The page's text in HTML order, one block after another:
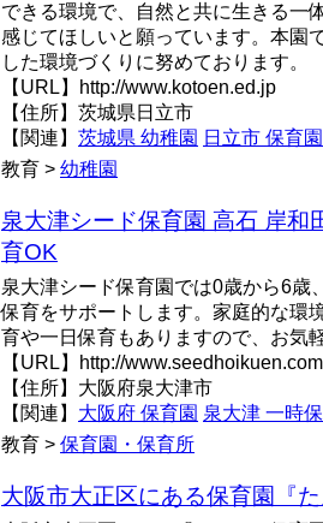
できる環境で、自然と共に生きる一
感じてほしいと願っています。本園
した環境づくりに努めております。
【URL】http://www.kotoen.ed.jp
【住所】茨城県日立市
【関連】 茨城県 幼稚園 日立市 保育園
教育 > 幼稚園
泉大津シード保育園 高石 岸和
育OK
泉大津シード保育園では0歳から6歳
保育をサポートします。家庭的な環
育や一日保育もありますので、お気
【URL】http://
【住所】大阪府泉大津市
【関連】 大阪府 保育園 泉大津 一時
教育 > 保育園・保育所
大阪市大正区にある保育園『